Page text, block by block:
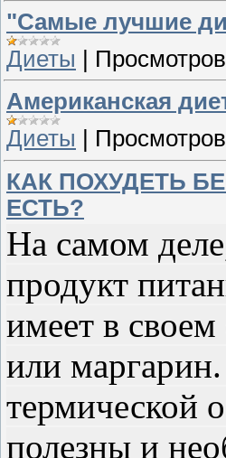
"Самые лучшие
Диеты
Американская
Диеты
КАК ПОХУДЕТЬ
ЕСТЬ?
На самом
продукт
имеет в
или
термической
полезны и